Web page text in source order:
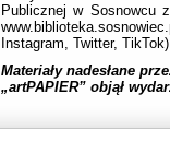
Publicznej w Sosnowcu
Instagram, Twitter,
Materiały nadesłane
„artPAPIER” objął